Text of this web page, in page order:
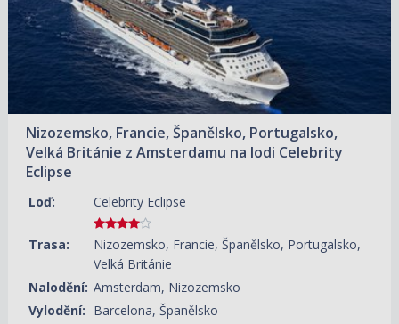
Nizozemsko, Francie, Španělsko, Portugalsko,
Velká Británie z Amsterdamu na lodi Celebrity
Eclipse
Loď: Celebrity Eclipse
Trasa:
Nizozemsko, Francie, Španělsko, Portugalsko,
Velká Británie
Nalodění: Amsterdam, Nizozemsko
Vylodění: Barcelona, Španělsko